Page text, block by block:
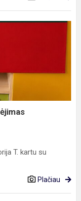
T. kartu su
Plačiau